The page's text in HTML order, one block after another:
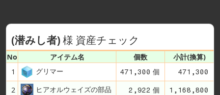
(潜みし者)様 資産チェック
No アイテム名 個数
小計(換算)
1
グリマー 471,300 個 471,300
2 ヒアオルウェイズの部品 2,922 個 1,168,800